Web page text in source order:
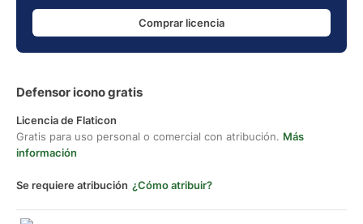
Comprar licencia
Defensor icono gratis
Licencia de Flaticon
Gratis para uso personal o comercial con atribución. Más
información
Se requiere atribución ¿Cómo atribuir?